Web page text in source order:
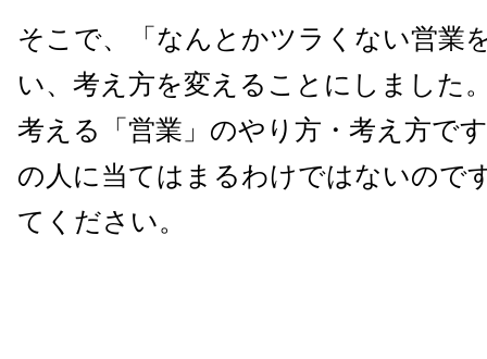
そこで、「なんとかツラくない営業
い、考え方を変えることにしました
考える「営業」のやり方・考え方で
の人に当てはまるわけではないので
てください。